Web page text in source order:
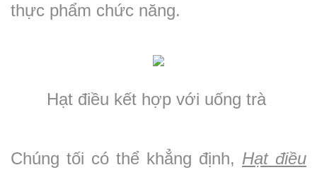
thực phẩm chức năng.
Hạt điều kết hợp với uống trà
Chúng tối có thể khẳng định, Hạt điều